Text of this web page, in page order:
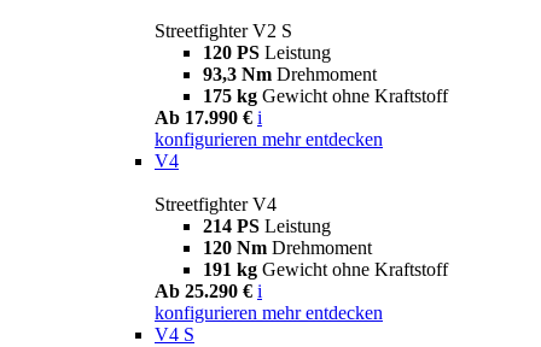
Streetfighter V2 S
120 PS Leistung
93,3 Nm Drehmoment
175 kg Gewicht ohne Kraftstoff
Ab 17.990 € i
konfigurieren mehr entdecken
V4
Streetfighter V4
214 PS Leistung
120 Nm Drehmoment
191 kg Gewicht ohne Kraftstoff
Ab 25.290 € i
konfigurieren mehr entdecken
V4 S